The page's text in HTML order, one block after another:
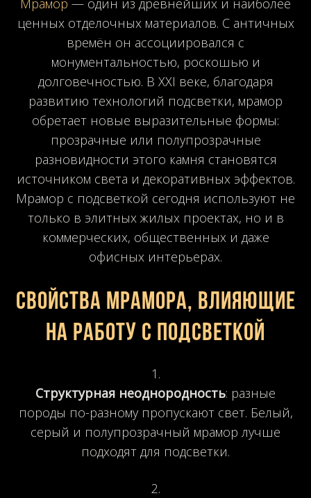
ценных отделочных материалов. С античных
времён он ассоциировался с
монументальностью, роскошью и
долговечностью. В XXI веке, благодаря
развитию технологий подсветки, мрамор
обретает новые выразительные формы:
прозрачные или полупрозрачные
разновидности этого камня становятся
источником света и декоративных эффектов.
Мрамор с подсветкой сегодня используют не
только в элитных жилых проектах, но и в
коммерческих, общественных и даже
офисных интерьерах.
Свойства мрамора, влияющие
на работу с подсветкой
Структурная неоднородность: разные
породы по-разному пропускают свет. Белый,
серый и полупрозрачный мрамор лучше
подходят для подсветки.